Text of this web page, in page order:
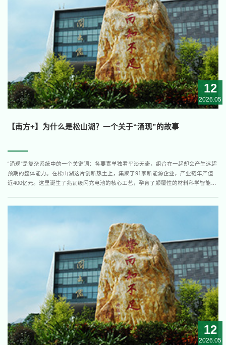
12
2026.05
【南方+】为什么是松山湖？一个关于“涌现”的故事
“涌现”是复杂系统中的一个关键词：各要素单独看平淡无奇，组合在一起却会产生远超
预期的整体能力。在松山湖这片创新热土上，集聚了91家新能源企业，产业链年产值
近400亿元。这里诞生了兆瓦级闪充电池的核心工艺，孕育了颠覆性的材料科学智能
12
2026.05